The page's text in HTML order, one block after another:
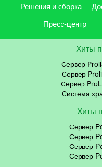
Решения и сборка
Пресс-центр
Хиты
Сервер
Сервер
Сервер
Система
Хиты
Сервер
Сервер
Сервер
Сервер